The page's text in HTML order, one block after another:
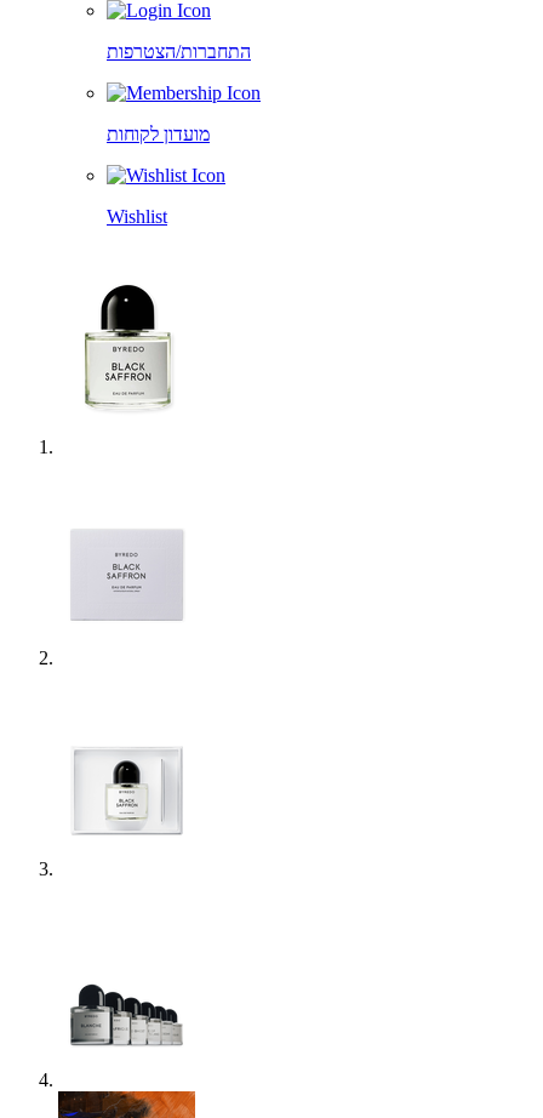
התחברות/הצטרפות
מועדון לקוחות
Wishlist